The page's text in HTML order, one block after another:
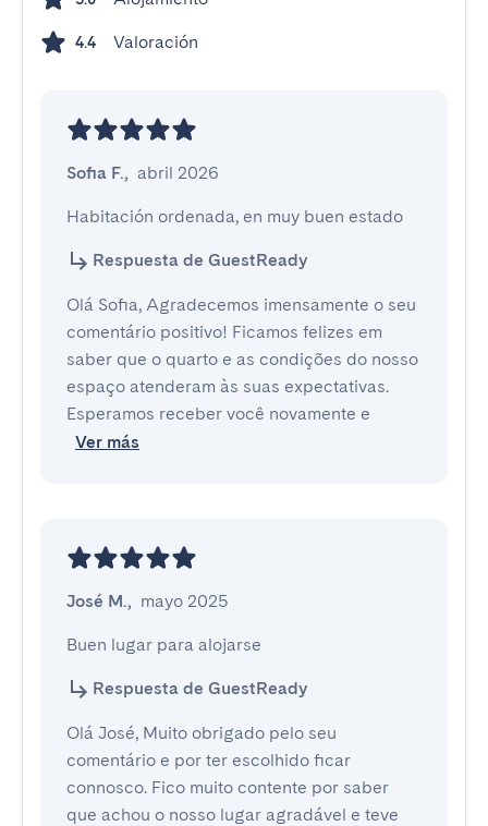
4.4 Valoración
Sofia F., abril 2026
Habitación ordenada, en muy buen estado
Respuesta de GuestReady
Olá Sofia, Agradecemos imensamente o seu
comentário positivo! Ficamos felizes em
saber que o quarto e as condições do nosso
espaço atenderam às suas expectativas.
Esperamos receber você novamente e
Ver más
José M., mayo 2025
Buen lugar para alojarse
Respuesta de GuestReady
Olá José, Muito obrigado pelo seu
comentário e por ter escolhido ficar
connosco. Fico muito contente por saber
que achou o nosso lugar agradável e teve